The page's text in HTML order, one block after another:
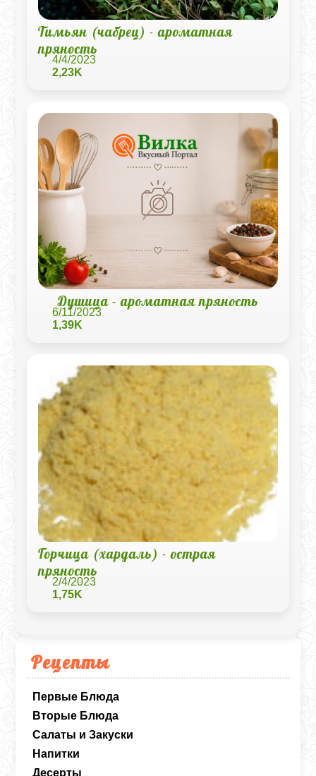
Рецепты
Первые Блюда
Вторые Блюда
Салаты и Закуски
Напитки
Десерты
Тимьян (чабрец) - ароматная
пряность
4/4/2023
2,23K
Душица - ароматная пряность
6/11/2023
1,39K
Горчица (хардаль) - острая
пряность
2/4/2023
1,75K